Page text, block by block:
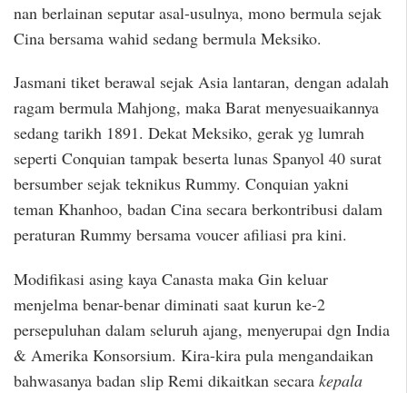
nan berlainan seputar asal-usulnya, mono bermula sejak
Cina bersama wahid sedang bermula Meksiko.
Jasmani tiket berawal sejak Asia lantaran, dengan adalah
ragam bermula Mahjong, maka Barat menyesuaikannya
sedang tarikh 1891. Dekat Meksiko, gerak yg lumrah
seperti Conquian tampak beserta lunas Spanyol 40 surat
bersumber sejak teknikus Rummy. Conquian yakni
teman Khanhoo, badan Cina secara berkontribusi dalam
peraturan Rummy bersama voucer afiliasi pra kini.
Modifikasi asing kaya Canasta maka Gin keluar
menjelma benar-benar diminati saat kurun ke-2
persepuluhan dalam seluruh ajang, menyerupai dgn India
& Amerika Konsorsium. Kira-kira pula mengandaikan
bahwasanya badan slip Remi dikaitkan secara kepala